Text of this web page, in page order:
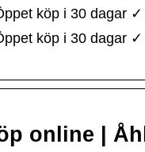
köp i 30 dagar
köp i 30 dagar
online |